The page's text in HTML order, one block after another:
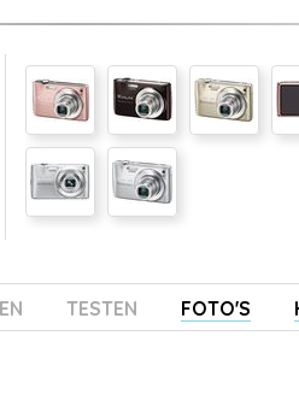
TESTEN FOTO'S